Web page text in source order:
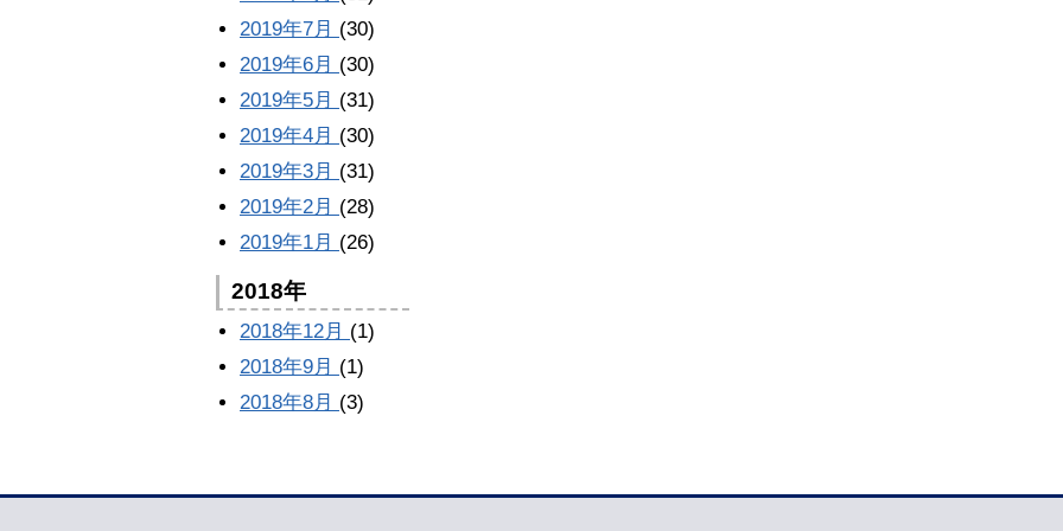
2019年7月 (30)
2019年6月 (30)
2019年5月 (31)
2019年4月 (30)
2019年3月 (31)
2019年2月 (28)
2019年1月 (26)
2018年
2018年12月 (1)
2018年9月 (1)
2018年8月 (3)